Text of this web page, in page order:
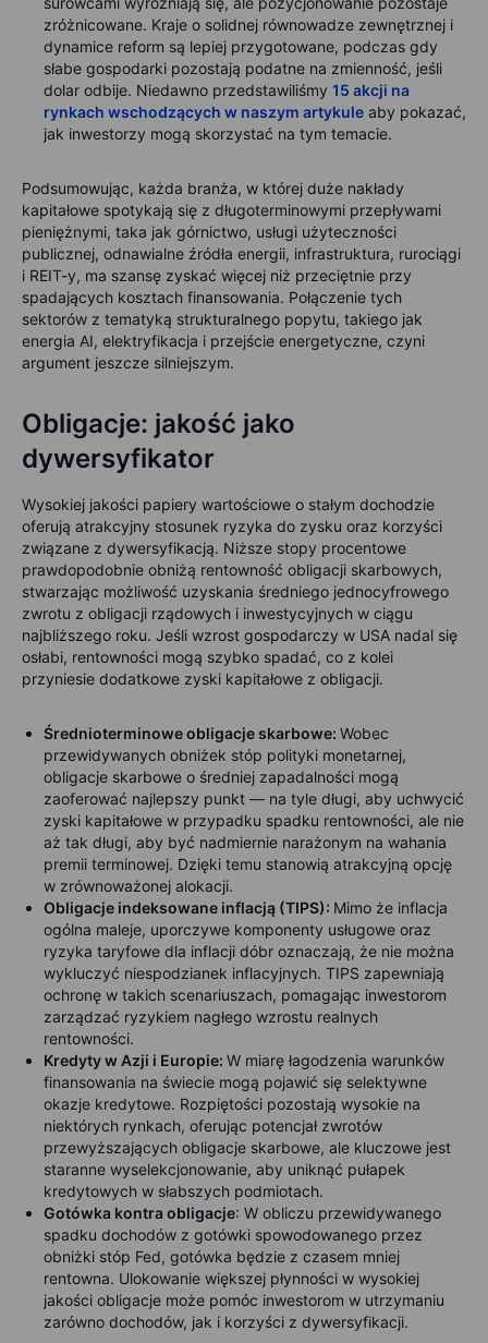
zróżnicowane. Kraje o solidnej równowadze zewnętrznej i
dynamice reform są lepiej przygotowane, podczas gdy
słabe gospodarki pozostają podatne na zmienność, jeśli
dolar odbije. Niedawno przedstawiliśmy 15 akcji na
rynkach wschodzących w naszym artykule aby pokazać,
jak inwestorzy mogą skorzystać na tym temacie.
Podsumowując, każda branża, w której duże nakłady
kapitałowe spotykają się z długoterminowymi przepływami
pieniężnymi, taka jak górnictwo, usługi użyteczności
publicznej, odnawialne źródła energii, infrastruktura, rurociągi
i REIT-y, ma szansę zyskać więcej niż przeciętnie przy
spadających kosztach finansowania. Połączenie tych
sektorów z tematyką strukturalnego popytu, takiego jak
energia AI, elektryfikacja i przejście energetyczne, czyni
argument jeszcze silniejszym.
Obligacje: jakość jako
dywersyfikator
Wysokiej jakości papiery wartościowe o stałym dochodzie
oferują atrakcyjny stosunek ryzyka do zysku oraz korzyści
związane z dywersyfikacją. Niższe stopy procentowe
prawdopodobnie obniżą rentowność obligacji skarbowych,
stwarzając możliwość uzyskania średniego jednocyfrowego
zwrotu z obligacji rządowych i inwestycyjnych w ciągu
najbliższego roku. Jeśli wzrost gospodarczy w USA nadal się
osłabi, rentowności mogą szybko spadać, co z kolei
przyniesie dodatkowe zyski kapitałowe z obligacji.
Średnioterminowe obligacje skarbowe: Wobec
przewidywanych obniżek stóp polityki monetarnej,
obligacje skarbowe o średniej zapadalności mogą
zaoferować najlepszy punkt — na tyle długi, aby uchwycić
zyski kapitałowe w przypadku spadku rentowności, ale nie
aż tak długi, aby być nadmiernie narażonym na wahania
premii terminowej. Dzięki temu stanowią atrakcyjną opcję
w zrównoważonej alokacji.
Obligacje indeksowane inflacją (TIPS): Mimo że inflacja
ogólna maleje, uporczywe komponenty usługowe oraz
ryzyka taryfowe dla inflacji dóbr oznaczają, że nie można
wykluczyć niespodzianek inflacyjnych. TIPS zapewniają
ochronę w takich scenariuszach, pomagając inwestorom
zarządzać ryzykiem nagłego wzrostu realnych
rentowności.
Kredyty w Azji i Europie: W miarę łagodzenia warunków
finansowania na świecie mogą pojawić się selektywne
okazje kredytowe. Rozpiętości pozostają wysokie na
niektórych rynkach, oferując potencjał zwrotów
przewyższających obligacje skarbowe, ale kluczowe jest
staranne wyselekcjonowanie, aby uniknąć pułapek
kredytowych w słabszych podmiotach.
Gotówka kontra obligacje: W obliczu przewidywanego
spadku dochodów z gotówki spowodowanego przez
obniżki stóp Fed, gotówka będzie z czasem mniej
rentowna. Ulokowanie większej płynności w wysokiej
jakości obligacje może pomóc inwestorom w utrzymaniu
zarówno dochodów, jak i korzyści z dywersyfikacji.